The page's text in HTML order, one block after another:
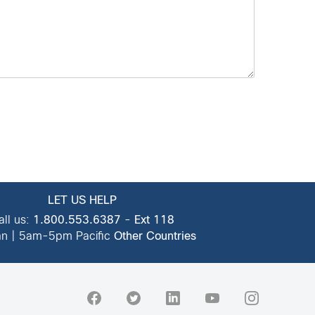
LET US HELP
us:
1.800.553.6387 - Ext 118
| 5am-5pm PacificOther Countries